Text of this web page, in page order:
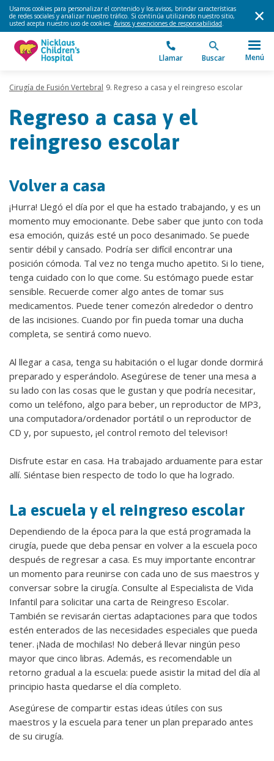
Usamos cookies para personalizar el contenido y los avisos, brindar características
de redes sociales y analizar nuestro tráfico. Si continúa utilizando nuestro sitio,
usted acepta nuestro uso de cookies. Avisos y exenciones de responsabilidad.
Llamar Buscar Menú
Cirugía de Fusión Vertebral 9. Regreso a casa y el reingreso escolar
Regreso a casa y el
reingreso escolar
Volver a casa
¡Hurra! Llegó el día por el que ha estado trabajando, y es un
momento muy emocionante. Debe saber que junto con toda
esa emoción, quizás esté un poco desanimado. Se puede
sentir débil y cansado. Podría ser difícil encontrar una
posición cómoda. Tal vez no tenga mucho apetito. Si lo tiene,
tenga cuidado con lo que come. Su estómago puede estar
sensible. Recuerde comer algo antes de tomar sus
medicamentos. Puede tener comezón alrededor o dentro
de las incisiones. Cuando por fin pueda tomar una ducha
completa, se sentirá como nuevo.
Al llegar a casa, tenga su habitación o el lugar donde dormirá
preparado y esperándolo. Asegúrese de tener una mesa a
su lado con las cosas que le gustan y que podría necesitar,
como un teléfono, algo para beber, un reproductor de MP3,
una computadora/ordenador portátil o un reproductor de
CD y, por supuesto, ¡el control remoto del televisor!
Disfrute estar en casa. Ha trabajado arduamente para estar
allí. Siéntase bien respecto de todo lo que ha logrado.
La escuela y el reingreso escolar
Dependiendo de la época para la que está programada la
cirugía, puede que deba pensar en volver a la escuela poco
después de regresar a casa. Es muy importante encontrar
un momento para reunirse con cada uno de sus maestros y
conversar sobre la cirugía. Consulte al Especialista de Vida
Infantil para solicitar una carta de Reingreso Escolar.
También se revisarán ciertas adaptaciones para que todos
estén enterados de las necesidades especiales que pueda
tener. ¡Nada de mochilas! No deberá llevar ningún peso
mayor que cinco libras. Además, es recomendable un
retorno gradual a la escuela: puede asistir la mitad del día al
principio hasta quedarse el día completo.
Asegúrese de compartir estas ideas útiles con sus
maestros y la escuela para tener un plan preparado antes
de su cirugía.